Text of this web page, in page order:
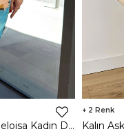
Ayarlanabilir Askılı Drapeli Heloisa Kadın Desenli Mavi Mini Elbise 23Y000506
2